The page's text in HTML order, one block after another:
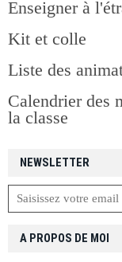
NEWSLETTER
Enseigner à
Kit et colle
Liste des
Calendrier des
la classe
A PROPOS DE MOI